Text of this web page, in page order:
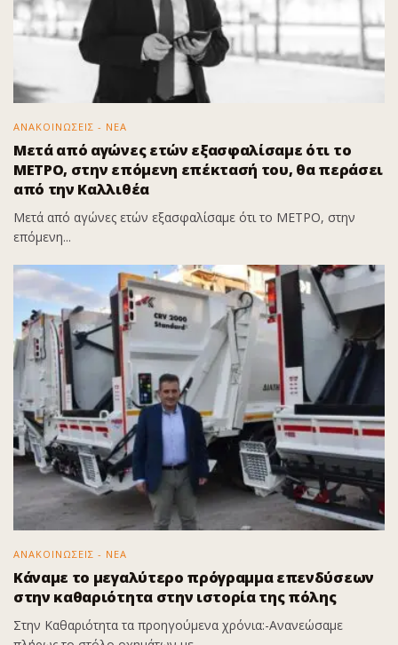
ΑΝΑΚΟΙΝΩΣΕΙΣ - ΝΕΑ
Μετά από αγώνες ετών εξασφαλίσαμε ότι το
ΜΕΤΡΟ, στην επόμενη επέκτασή του, θα περάσει
από την Καλλιθέα
Μετά από αγώνες ετών εξασφαλίσαμε ότι το ΜΕΤΡΟ, στην
επόμενη...
ΑΝΑΚΟΙΝΩΣΕΙΣ - ΝΕΑ
Κάναμε το μεγαλύτερο πρόγραμμα επενδύσεων
στην καθαριότητα στην ιστορία της πόλης
Στην Καθαριότητα τα προηγούμενα χρόνια:-Ανανεώσαμε